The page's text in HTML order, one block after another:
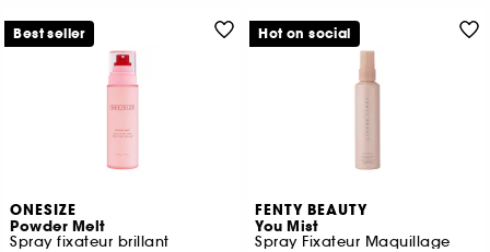
ONESIZE
Powder Melt
Spray fixateur brillant
Best seller
FENTY BEAUTY
You Mist
Spray Fixateur Maquillage
Hot on social